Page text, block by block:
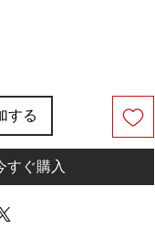
する
すぐ購入